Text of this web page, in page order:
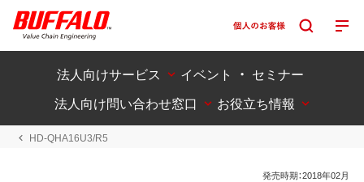
法人向けサービス
イベント ・ セミナー
法人向け問い合わせ窓口
お役立ち情報
HD-QHA16U3/R5
発売時期：2018年02月